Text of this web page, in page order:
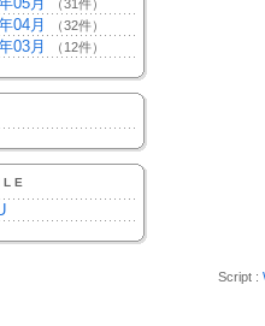
（31件）
04月 （32件）
03月 （12件）
Script :